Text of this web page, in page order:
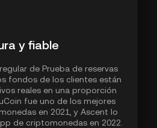
y fiable
de Prueba de reservas
fondos de los clientes están
reales en una proporción
fue uno de los mejores
en 2021, y Ascent lo
de criptomonedas en 2022.